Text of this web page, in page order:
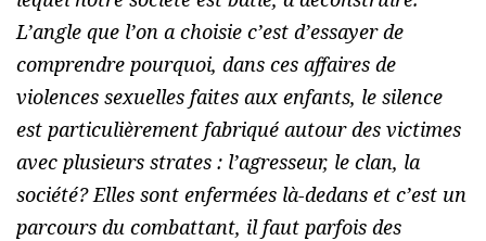
L’angle que l’on a choisie c’est d’essayer de
comprendre pourquoi, dans ces affaires de
violences sexuelles faites aux enfants, le silence
est particulièrement fabriqué autour des victimes
avec plusieurs strates : l’agresseur, le clan, la
société? Elles sont enfermées là-dedans et c’est un
parcours du combattant, il faut parfois des